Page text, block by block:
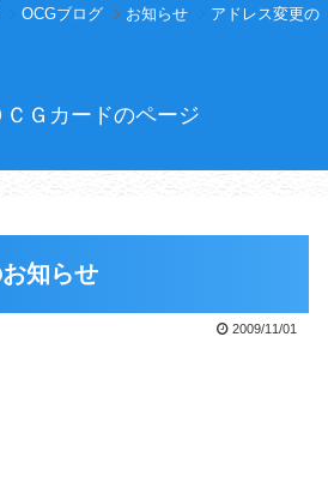
OCGブログ お知らせ
アドレス変更の
Ｇカードのページ
知らせ
2009/11/01